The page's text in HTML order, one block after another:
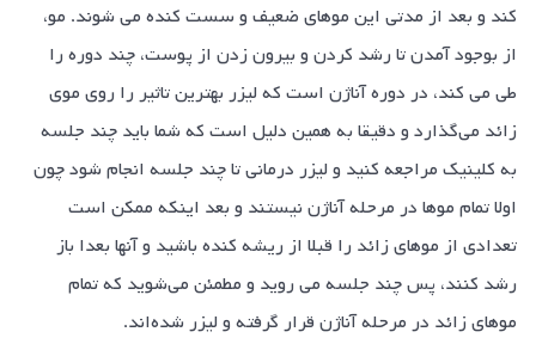
کند و بعد از مدتی این مو‌های ضعیف و سست کنده می شوند. مو،
از بوجود آمدن تا رشد کردن و بیرون زدن از پوست، چند دوره را
طی می کند، در دوره آناژن است که لیزر بهترین تاثیر را روی موی
زائد می‌گذارد و دقیقا به همین دلیل است که شما باید چند جلسه
به کلینیک مراجعه کنید و لیزر درمانی تا چند جلسه انجام شود چون
اولا تمام مو‌ها در مرحله آناژن نیستند و بعد اینکه ممکن است
تعدادی از مو‌های زائد را قبلا از ریشه کنده باشید و آنها بعدا باز
رشد کنند، پس چند جلسه می روید و مطمئن می‌شوید که تمام
مو‌های زائد در مرحله آناژن قرار گرفته و لیزر شده‌اند.